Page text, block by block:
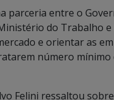
parceria entre o
do Trabalho
e orientar as
número mínimo
Felini ressaltou sobre